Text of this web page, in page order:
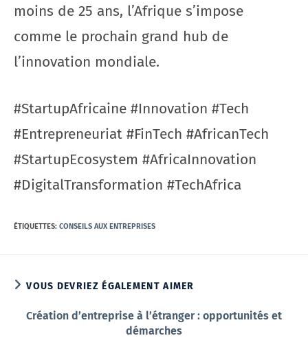
moins de 25 ans, l’Afrique s’impose
comme le prochain grand hub de
l’innovation mondiale.
#StartupAfricaine #Innovation #Tech
#Entrepreneuriat #FinTech #AfricanTech
#StartupEcosystem #AfricaInnovation
#DigitalTransformation #TechAfrica
ÉTIQUETTES: CONSEILS AUX ENTREPRISES
VOUS DEVRIEZ ÉGALEMENT AIMER
Création d’entreprise à l’étranger : opportunités et
démarches